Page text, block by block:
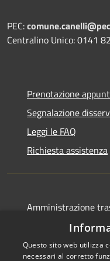
PEC:
Centralino Unico: 0141
Prenotazione
Segnalazione
Leggi le FAQ
Richiesta assistenza
Amministrazione
Albo pretorio
Informativa privacy
Questo sito web utilizza
necessari al corretto